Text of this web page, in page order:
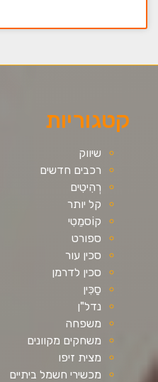
קטגוריות
שיווק
רכבים חדשים
רְהִיטִים
קל יותר
קוֹסמֵטִי
ספורט
סכין עור
סכין לדרמן
סַכִּין
נדל"ן
משפחה
משחקים מקוונים
מצית זיפו
מכשירי חשמל ביתיים